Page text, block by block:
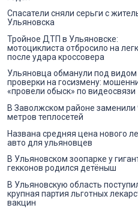
Спасатели сняли серьги с
Ульяновска
Тройное ДТП в Ульяновске:
мотоциклиста отбросило на
после удара кроссовера
Ульяновца обманули под видом
проверки на госизмену:
«провели обыск» по видеосвязи
В Заволжском районе заменили
метров теплосетей
Названа средняя цена нового
авто для ульяновцев
В Ульяновском зоопарке у
гекконов родился детёныш
В Ульяновскую область
крупная партия льготных
вакцин